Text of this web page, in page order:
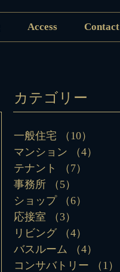
Access Contact
カテゴリー
一般住宅 （10）
マンション
（4）
テナント
（7）
事務所
（5）
ショップ
（6）
応接室
（3）
リビング
（4）
バスルーム
（4）
コンサバトリー
（1）